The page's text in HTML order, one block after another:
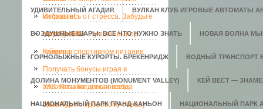
УДИВИТЕЛЬНЫЙ АГАДИР. ВУЛКАН КЛУБ ИГРОВЫЕ АВТОМАТЫ
ВОЗДУШНЫЕ ШАРЫ: ВСЕ ЧТО НУЖНО ЗНАТЬ НОВАЯ ВОЛНА
ГОРНОЛЫЖНЫЕ КУРОРТЫ. БРЕКЕНРИДЖ ВОДНЫЙ ТРАНСПОРТ
ДОЛИНА МОНУМЕНТОВ (MONUMENT VALLEY) КЕЙ ВЕСТ —
НАЦИОНАЛЬНЫЙ ПАРК ГРАНД-КАНЬОН НАЦИОНАЛЬНЫЙ ПАРК
хитрости!
Избавьтесь от стресса. Забудьте
о проблемах
Ноутбук MSI - лучший выбор
геймера
Казеин в спортивном питании
Получать бонусы играя в
автоматы на деньги всегда
приятно.
УАЗ. Позаботьтесь о себе
Мега-Тур по здоровому образу